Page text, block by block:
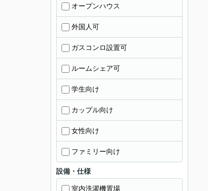
オープンハウス
外国人可
ガスコンロ設置可
ルームシェア可
学生向け
カップル向け
女性向け
ファミリー向け
設備・仕様
室内洗濯機置場